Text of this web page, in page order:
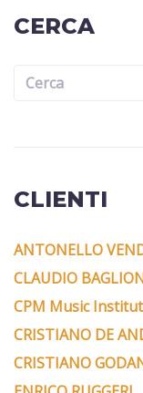
CERCA
CLIENTI
ANTONELLO
CLAUDIO
CPM Music
CRISTIANO DE
CRISTIANO